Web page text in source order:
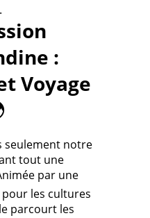
:
Voyage
seulement notre
tout une
par une
les cultures
parcourt les